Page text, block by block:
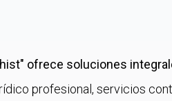
ofrece soluciones
profesional, servicios